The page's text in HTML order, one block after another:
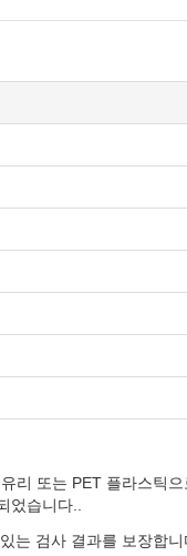
리 또는 PET 플라스틱
었습니다..
는 검사 결과를 보장합